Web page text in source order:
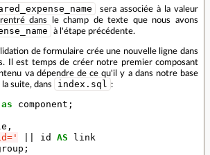
sera associée à la valeur
dans le champ de texte que nous avons
à l'étape précédente.
de formulaire crée une nouvelle ligne dans
Il est temps de créer notre premier composant
va dépendre de ce qu'il y a dans notre base
suite, dans
index.sql :
as component ;
,
id AS
link
;